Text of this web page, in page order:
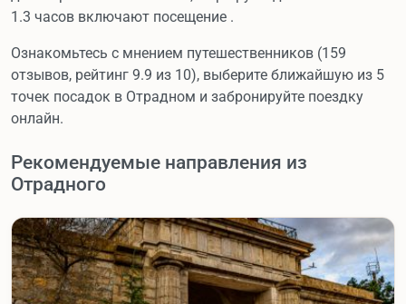
1.3 часов включают посещение .
Ознакомьтесь с мнением путешественников (159
отзывов, рейтинг 9.9 из 10), выберите ближайшую из 5
точек посадок в Отрадном и забронируйте поездку
онлайн.
Рекомендуемые направления из
Отрадного